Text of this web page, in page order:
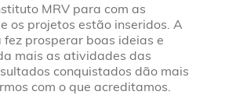
MRV para com as
os projetos estão inseridos. A
fez prosperar boas ideias e
mais as atividades das
conquistados dão mais
com o que acreditamos.